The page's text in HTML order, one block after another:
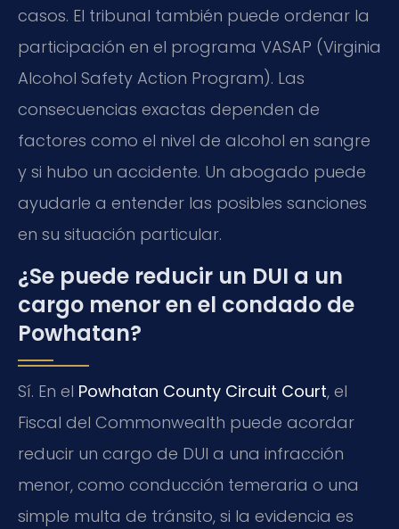
casos. El tribunal también puede ordenar la
participación en el programa VASAP (Virginia
Alcohol Safety Action Program). Las
consecuencias exactas dependen de
factores como el nivel de alcohol en sangre
y si hubo un accidente. Un abogado puede
ayudarle a entender las posibles sanciones
en su situación particular.
¿Se puede reducir un DUI a un
cargo menor en el condado de
Powhatan?
Sí. En el Powhatan County Circuit Court, el
Fiscal del Commonwealth puede acordar
reducir un cargo de DUI a una infracción
menor, como conducción temeraria o una
simple multa de tránsito, si la evidencia es